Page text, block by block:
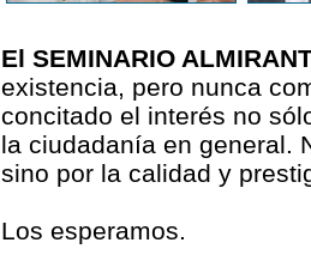
El SEMINARIO
existencia, pero nunca
concitado el interés no
la ciudadanía en general.
sino por la calidad y
Los esperamos.